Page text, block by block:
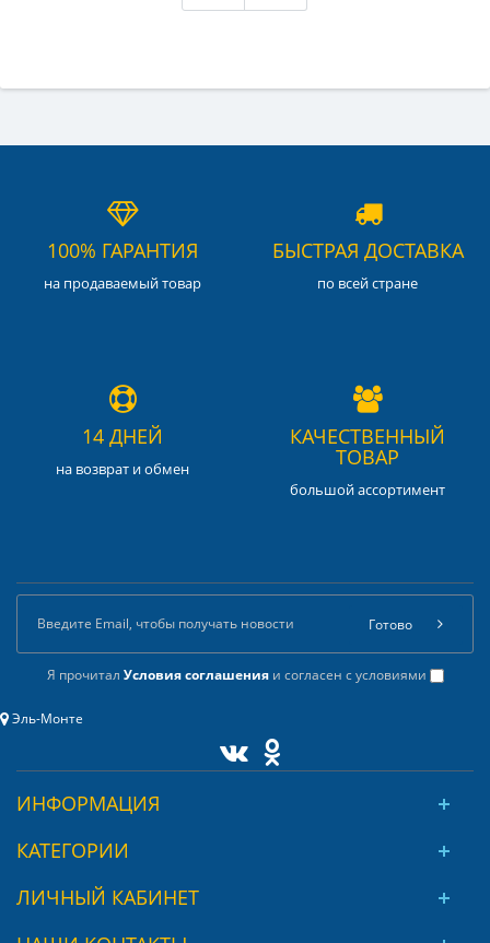
100% ГАРАНТИЯ
на продаваемый товар
БЫСТРАЯ ДОСТАВКА
по всей стране
14 ДНЕЙ
на возврат и обмен
КАЧЕСТВЕННЫЙ
ТОВАР
большой ассортимент
Я прочитал Условия соглашенияи согласен с условиями
Готово
Эль-Монте
ИНФОРМАЦИЯ
КАТЕГОРИИ
ЛИЧНЫЙ КАБИНЕТ